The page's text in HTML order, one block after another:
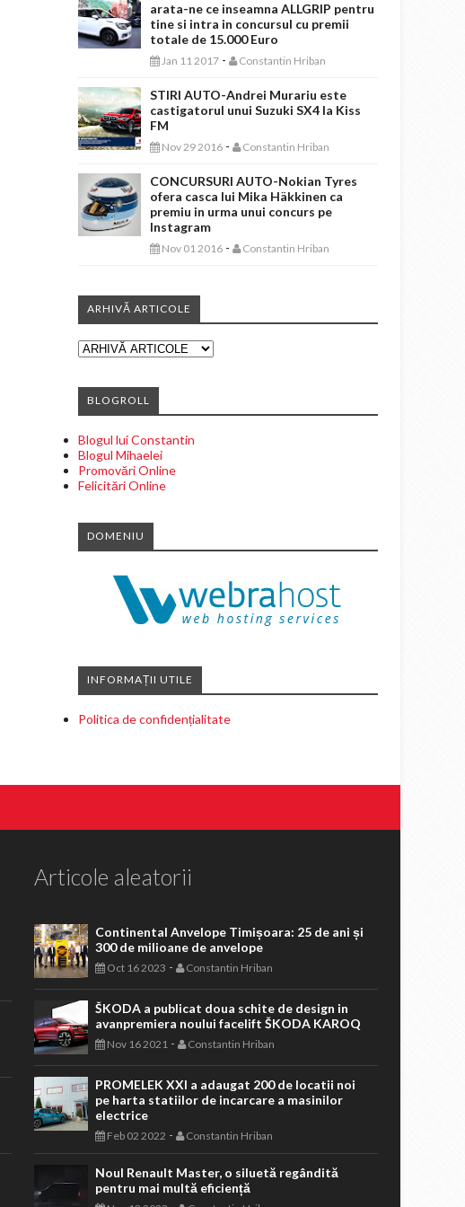
arata-ne ce inseamna ALLGRIP pentru
tine si intra in concursul cu premii
totale de 15.000 Euro
Jan 11 2017 - Constantin Hriban
STIRI AUTO-Andrei Murariu este
castigatorul unui Suzuki SX4 la Kiss
FM
Nov 29 2016 - Constantin Hriban
CONCURSURI AUTO-Nokian Tyres
ofera casca lui Mika Häkkinen ca
premiu in urma unui concurs pe
Instagram
Nov 01 2016 - Constantin Hriban
ARHIVĂ ARTICOLE
BLOGROLL
Blogul lui Constantin
Blogul Mihaelei
Promovări Online
Felicitări Online
DOMENIU
INFORMAȚII UTILE
Politica de confidențialitate
Articole aleatorii
Continental Anvelope Timișoara: 25 de ani și
300 de milioane de anvelope
Oct 16 2023 - Constantin Hriban
ŠKODA a publicat doua schite de design in
avanpremiera noului facelift ŠKODA KAROQ
Nov 16 2021 - Constantin Hriban
PROMELEK XXI a adaugat 200 de locatii noi
pe harta statiilor de incarcare a masinilor
electrice
Feb 02 2022 - Constantin Hriban
Noul Renault Master, o siluetă regândită
pentru mai multă eficiență